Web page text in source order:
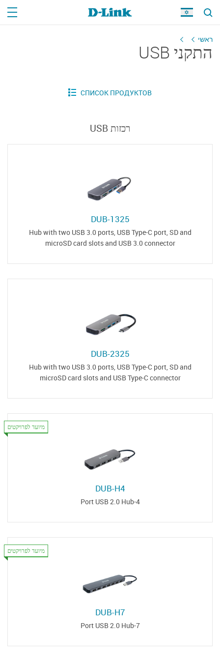
ראשי
התקני USB
רכזות USB
DUB-1325
Hub with two USB 3.0 ports, USB Type-C port, SD and
microSD card slots and USB 3.0 connector
DUB-2325
Hub with two USB 3.0 ports, USB Type-C port, SD and
microSD card slots and USB Type-C connector
מיועד לפרויקטים
DUB-H4
4-Port USB 2.0 Hub
מיועד לפרויקטים
DUB-H7
7-Port USB 2.0 Hub